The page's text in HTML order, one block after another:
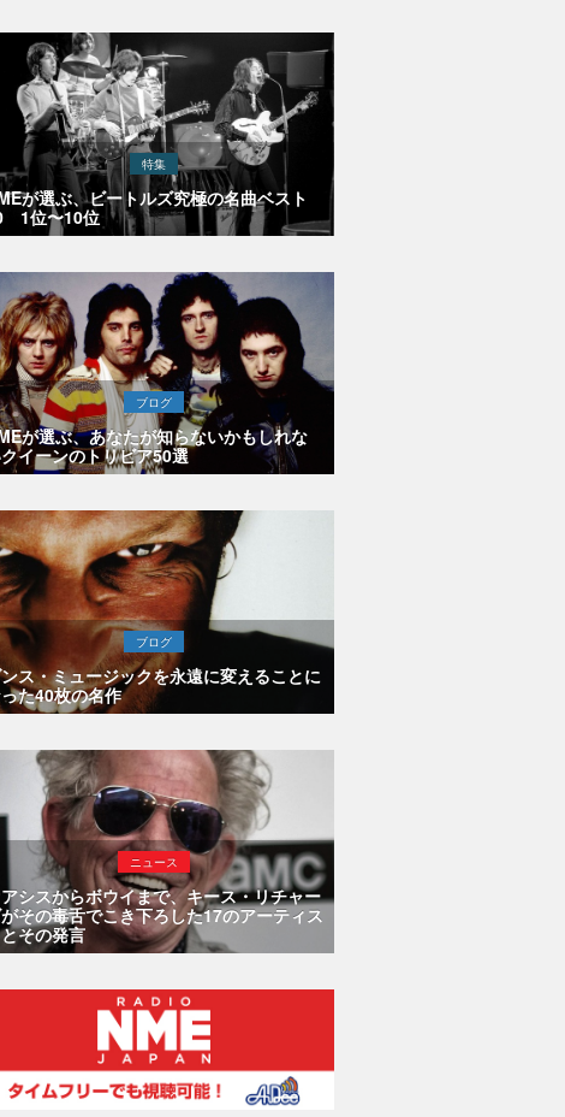
特集
が選ぶ、ビートルズ究極の名曲ベスト
1位〜10位
ブログ
が選ぶ、あなたが知らないかもしれな
イーンのトリビア50選
ブログ
ス・ミュージックを永遠に変えることに
た40枚の名作
ニュース
シスからボウイまで、キース・リチャー
その毒舌でこき下ろした17のアーティス
とその発言